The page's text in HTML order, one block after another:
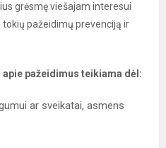
grėsmę viešajam interesui
pažeidimų prevenciją ir
pažeidimus teikiama dėl:
ar sveikatai, asmens